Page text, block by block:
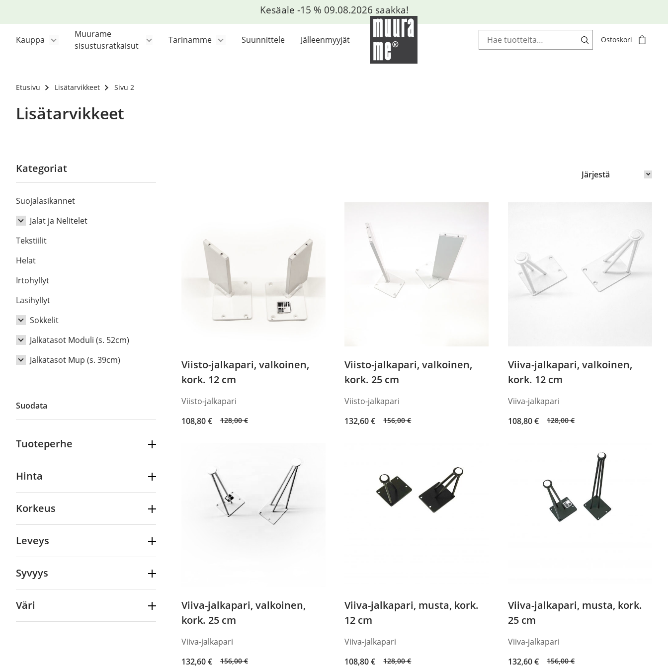
Kauppa
Muurame
sisustusratkaisut
Tarinamme Suunnittele Jälleenmyyjät Haku: Ostoskori
Etusivu Lisätarvikkeet Sivu 2
Lisätarvikkeet
Kategoriat
Suojalasikannet
Jalat ja Nelitelet
MUP Nelitelet
Moduli Nelitele
Tekstiilit
Helat
Irtohyllyt
Lasihyllyt
Sokkelit
Sokkelit Moduli
Sokkelit Mup
Levysokkelit Mup
Jalkatasot Moduli (s. 52cm)
Jalkatasot Moduli Viiva
Jalkatasot Moduli Latta
Jalkatasot Mup (s. 39cm)
Jalkatasot Mup Viisto
Jalkatasot Mup Latta
Yhdistelmajalkatasot, X-ryhmä
Suodata
Tuoteperhe
Hinta
Korkeus
Leveys
Syvyys
Väri
Viisto-jalkapari, valkoinen,
kork. 12 cm
Viisto-jalkapari
128,00€
Original
108,80€
Current
Viisto-jalkapari, valkoinen,
kork. 25 cm
Viisto-jalkapari
156,00€
Original
132,60€
Current
Viiva-jalkapari, valkoinen,
kork. 12 cm
Viiva-jalkapari
128,00€
Original
108,80€
Current
Viiva-jalkapari, valkoinen,
kork. 25 cm
Viiva-jalkapari
156,00€
Original
132,60€
Current
Viiva-jalkapari, musta, kork.
12 cm
Viiva-jalkapari
128,00€
Original
108,80€
Current
Viiva-jalkapari, musta, kork.
25 cm
Viiva-jalkapari
156,00€
Original
132,60€
Current
Kesäale -15 % 09.08.2026 saakka!